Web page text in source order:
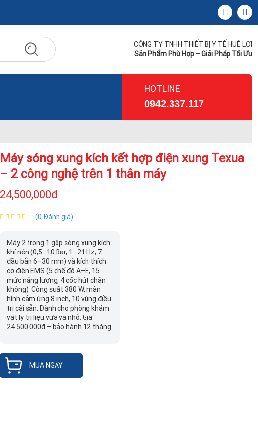
CÔNG TY TNHH THIẾT BỊ Y TẾ HUÊ LỢI
Sản Phẩm Phù Hợp – Giải Pháp Tối Ưu
HOTLINE
0942.337.117
Máy sóng xung kích kết hợp điện xung Texua
– 2 công nghệ trên 1 thân máy
24,500,000đ
(0 Đánh giá)
Máy 2 trong 1 gộp sóng xung kích
khí nén (0,5–10 Bar, 1–21 Hz, 7
đầu bắn 6–30 mm) và kích thích
cơ điện EMS (5 chế độ A–E, 15
mức năng lượng, 4 cốc hút chân
không). Công suất 380 W, màn
hình cảm ứng 8 inch, 10 vùng điều
trị cài sẵn. Dành cho phòng khám
vật lý trị liệu vừa và nhỏ. Giá
24.500.000đ – bảo hành 12 tháng.
MUA NGAY